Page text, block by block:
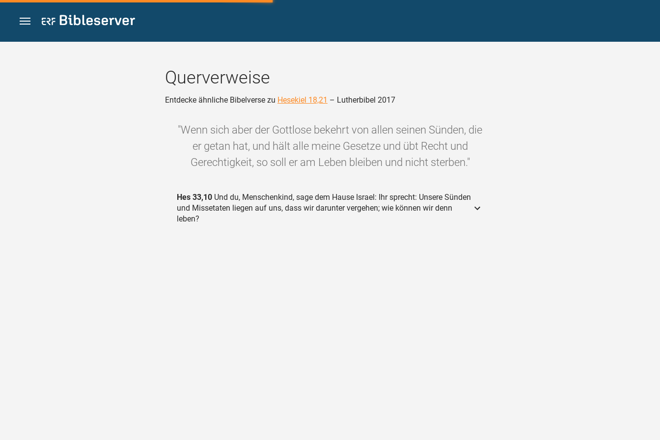
Zum Inhalt springen
Querverweise
Entdecke ähnliche Bibelverse zu Hesekiel 18,21 – Lutherbibel 2017
"Wenn sich aber der Gottlose bekehrt von allen seinen Sünden, die
er getan hat, und hält alle meine Gesetze und übt Recht und
Gerechtigkeit, so soll er am Leben bleiben und nicht sterben."
Hes 33,10 Und du, Menschenkind, sage dem Hause Israel: Ihr sprecht: Unsere Sünden
und Missetaten liegen auf uns, dass wir darunter vergehen; wie können wir denn
leben?